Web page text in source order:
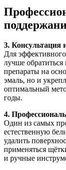
3. Консультация
Для
лучше
препараты на
эмаль, но и
оптимальный
годы.
4.
Один из самых
естественную
удалить
применяться
и ручные